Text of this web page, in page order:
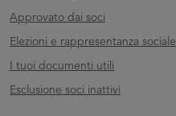
Approvato dai soci
Elezioni e rappresentanza sociale
I tuoi documenti utili
Esclusione soci inattivi